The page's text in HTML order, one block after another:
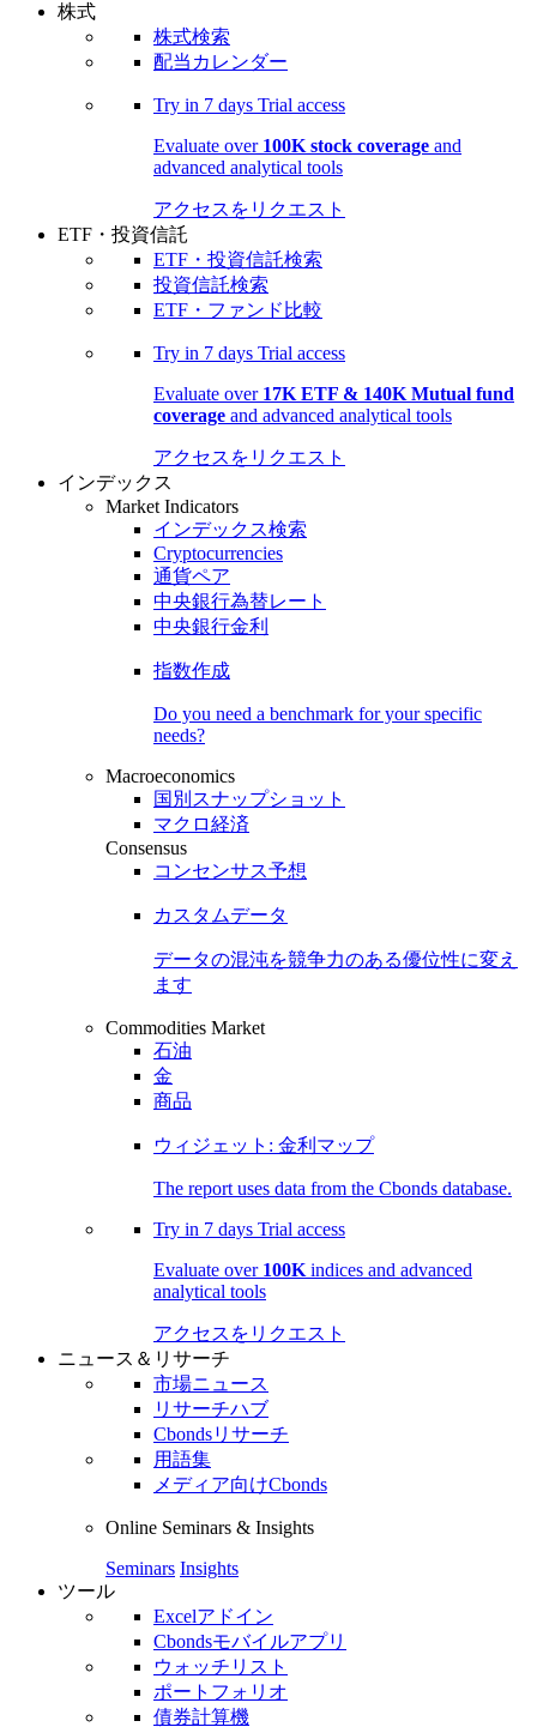
株式
株式検索
配当カレンダー
Try in 7 days Trial access
Evaluate over 100K stock coverage and
advanced analytical tools
アクセスをリクエスト
ETF・投資信託
ETF・投資信託検索
投資信託検索
ETF・ファンド比較
Try in 7 days Trial access
Evaluate over 17K ETF & 140K Mutual fund
coverage and advanced analytical tools
アクセスをリクエスト
インデックス
Market Indicators
インデックス検索
Cryptocurrencies
通貨ペア
中央銀行為替レート
中央銀行金利
指数作成
Do you need a benchmark for your specific
needs?
Macroeconomics
国別スナップショット
マクロ経済
Consensus
コンセンサス予想
カスタムデータ
データの混沌を競争力のある優位性に変え
ます
Commodities Market
石油
金
商品
ウィジェット: 金利マップ
The report uses data from the Cbonds database.
Try in 7 days Trial access
Evaluate over 100K indices and advanced
analytical tools
アクセスをリクエスト
ニュース＆リサーチ
市場ニュース
リサーチハブ
Cbondsリサーチ
用語集
メディア向けCbonds
Online Seminars & Insights
Seminars Insights
ツール
Excelアドイン
Cbondsモバイルアプリ
ウォッチリスト
ポートフォリオ
債券計算機